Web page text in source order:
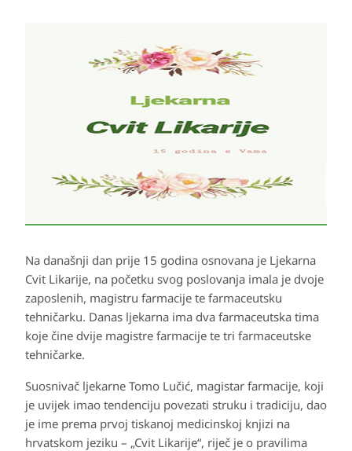
Na današnji dan prije 15 godina osnovana je Ljekarna
Cvit Likarije, na početku svog poslovanja imala je dvoje
zaposlenih, magistru farmacije te farmaceutsku
tehničarku. Danas ljekarna ima dva farmaceutska tima
koje čine dvije magistre farmacije te tri farmaceutske
tehničarke.
Suosnivač ljekarne Tomo Lučić, magistar farmacije, koji
je uvijek imao tendenciju povezati struku i tradiciju, dao
je ime prema prvoj tiskanoj medicinskoj knjizi na
hrvatskom jeziku – „Cvit Likarije“, riječ je o pravilima